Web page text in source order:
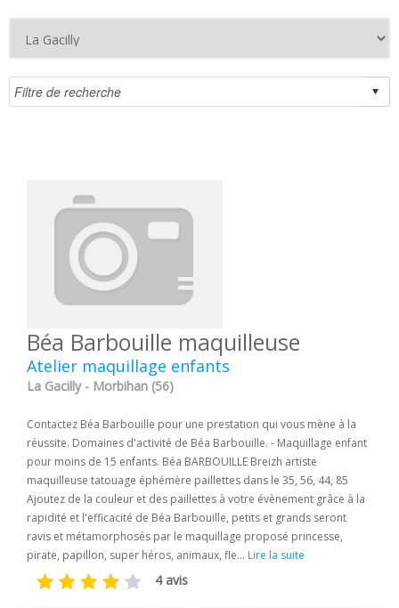
Béa Barbouille maquilleuse
Atelier maquillage enfants
La Gacilly - Morbihan (56)
Contactez Béa Barbouille pour une prestation qui vous mène à la
réussite. Domaines d'activité de Béa Barbouille. - Maquillage enfant
pour moins de 15 enfants. Béa BARBOUILLE Breizh artiste
maquilleuse tatouage éphémère paillettes dans le 35, 56, 44, 85
Ajoutez de la couleur et des paillettes à votre évènement grâce à la
rapidité et l'efficacité de Béa Barbouille, petits et grands seront
ravis et métamorphosés par le maquillage proposé princesse,
pirate, papillon, super héros, animaux, fle... Lire la suite
4 avis